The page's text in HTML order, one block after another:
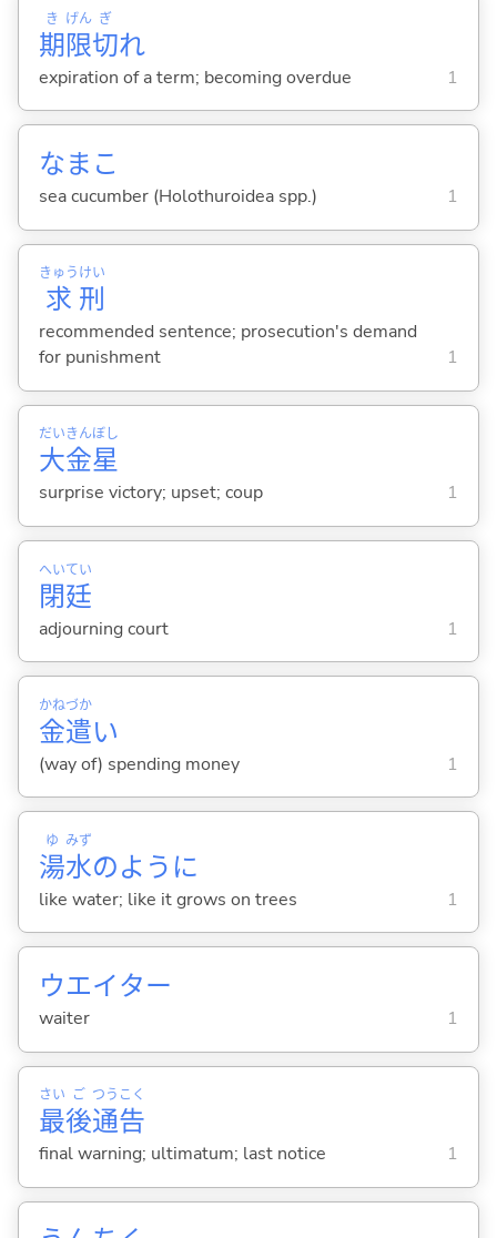
期
き
限
げん
切
ぎ
れ
expiration of a term; becoming overdue 1
なまこ
sea cucumber (Holothuroidea spp.) 1
求
きゅう
刑
けい
recommended sentence; prosecution's demand
for punishment
1
大
だい
金
きん
星
ぼし
surprise victory; upset; coup 1
閉
へい
廷
てい
adjourning court 1
金
かね
遣
づか
い
(way of) spending money 1
湯
ゆ
水
みず
のように
like water; like it grows on trees 1
ウエイター
waiter 1
最
さい
後
ご
通
つう
告
こく
final warning; ultimatum; last notice 1